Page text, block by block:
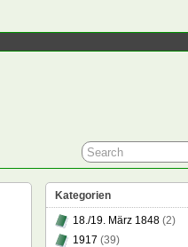
Kategorien
18./19. März 1848 (2)
1917 (39)